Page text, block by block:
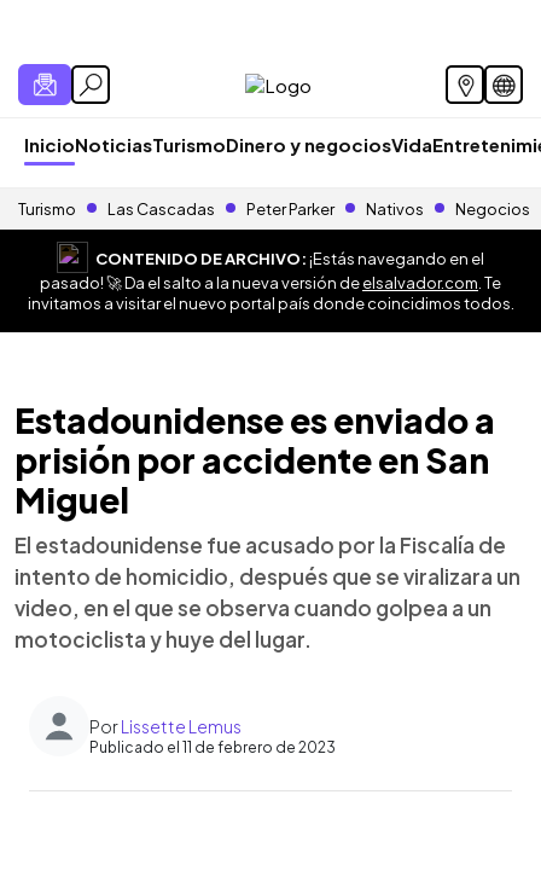
InicioNoticiasTurismoDinero y negociosVida
Turismo Las Cascadas Peter Parker Nativos Negocios
CONTENIDO DE ARCHIVO:¡Estás navegando en el
pasado! 🚀 Da el salto a la nueva versión deelsalvador.com . Te
invitamos a visitar el nuevo portal país donde coincidimos todos.
Estadounidense es enviado a
prisión por accidente en San
Miguel
El estadounidense fue acusado por la Fiscalía de
intento de homicidio, después que se viralizara un
video, en el que se observa cuando golpea a un
motociclista y huye del lugar.
PorLissette Lemus
Publicado el 11 de febrero de 2023